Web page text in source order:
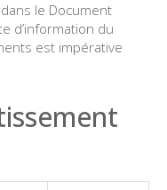
le Document
d’information du
est impérative